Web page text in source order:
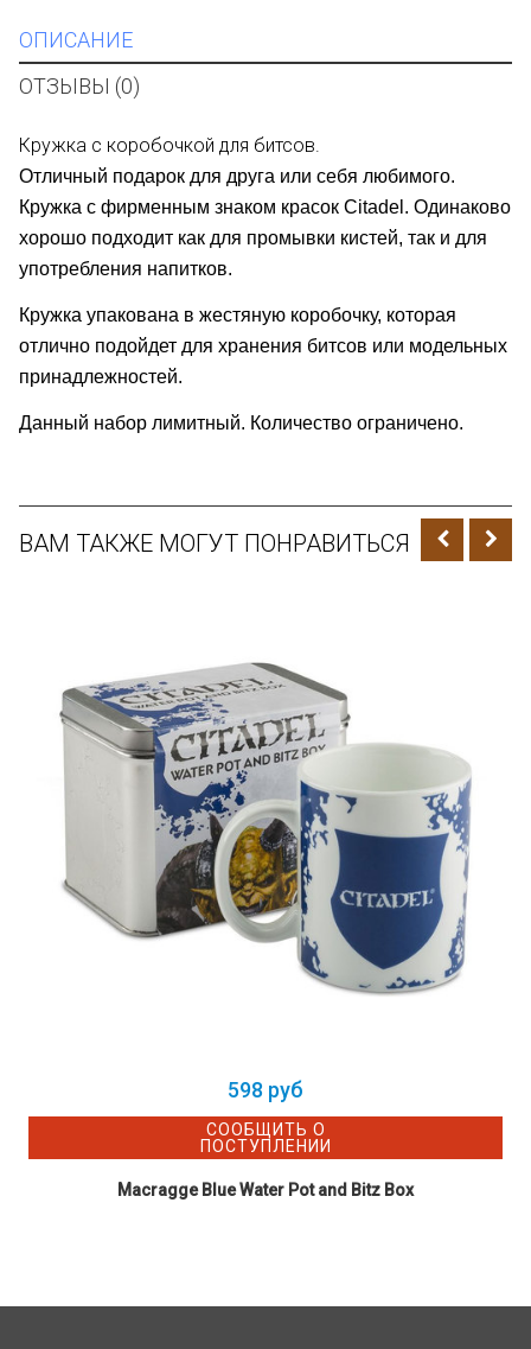
ОПИСАНИЕ
ОТЗЫВЫ (0)
Кружка с коробочкой для битсов.
Отличный подарок для друга или себя любимого.
Кружка с фирменным знаком красок Citadel. Одинаково
хорошо подходит как для промывки кистей, так и для
употребления напитков.
Кружка упакована в жестяную коробочку, которая
отлично подойдет для хранения битсов или модельных
принадлежностей.
Данный набор лимитный. Количество ограничено.
ВАМ ТАКЖЕ МОГУТ ПОНРАВИТЬСЯ
598 руб
СООБЩИТЬ О
ПОСТУПЛЕНИИ
Macragge Blue Water Pot and Bitz Box